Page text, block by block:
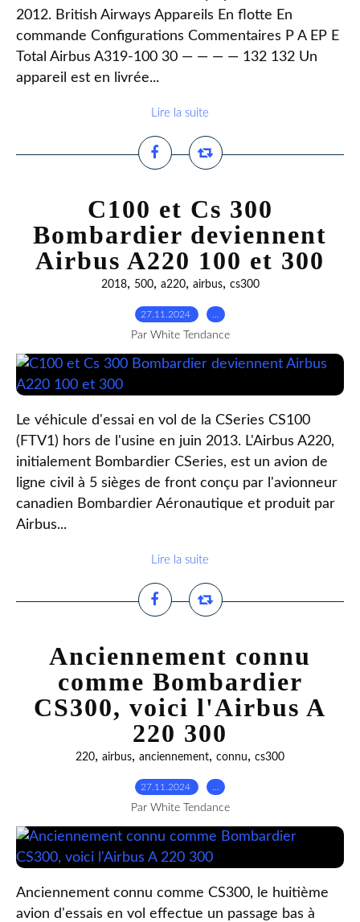
2012. British Airways Appareils En flotte En
commande Configurations Commentaires P A EP E
Total Airbus A319-100 30 — — — — 132 132 Un
appareil est en livrée...
Lire la suite
C100 et Cs 300
Bombardier deviennent
Airbus A220 100 et 300
2018, 500, a220, airbus, cs300
27.11.2024
Par White Tendance
Le véhicule d'essai en vol de la CSeries CS100
(FTV1) hors de l'usine en juin 2013. L'Airbus A220,
initialement Bombardier CSeries, est un avion de
ligne civil à 5 sièges de front conçu par l'avionneur
canadien Bombardier Aéronautique et produit par
Airbus...
Lire la suite
Anciennement connu
comme Bombardier
CS300, voici l'Airbus A
220 300
220, airbus, anciennement, connu, cs300
27.11.2024
Par White Tendance
Anciennement connu comme CS300, le huitième
avion d'essais en vol effectue un passage bas à